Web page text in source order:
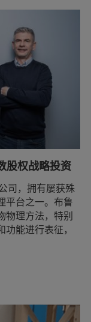
股权战略投资
司，拥有屡获殊
平台之一。布鲁
物理方法，特别
能进行表征，